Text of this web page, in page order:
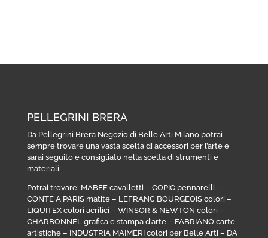
PELLEGRINI BRERA
Da Pellegrini Brera Negozio di Belle Arti Milano potrai
sempre trovare una vasta scelta di accessori per l’arte e
sarai seguito e consigliato nella scelta di strumenti e
materiali.
Potrai trovare: MABEF cavalletti – COPIC pennarelli –
CONTE A PARIS matite– LEFRANC BOURGEOIS colori –
LIQUITEX colori acrilici – WINSOR & NEWTON colori –
CHARBONNEL grafica e stampa d’arte– FABRIANO carte
artistiche– INDUSTRIA MAIMERI colori per Belle Arti – DA